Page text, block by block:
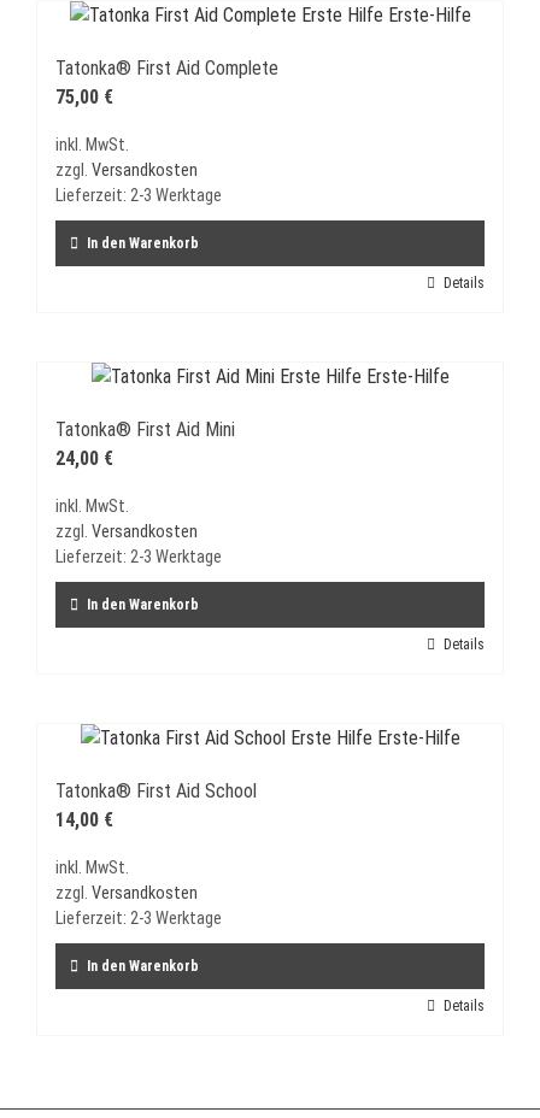
Tatonka® First Aid Complete
75,00 €
inkl. MwSt.
zzgl. Versandkosten
Lieferzeit: 2-3 Werktage
In den Warenkorb
Details
Tatonka® First Aid Mini
24,00 €
inkl. MwSt.
zzgl. Versandkosten
Lieferzeit: 2-3 Werktage
In den Warenkorb
Details
Tatonka® First Aid School
14,00 €
inkl. MwSt.
zzgl. Versandkosten
Lieferzeit: 2-3 Werktage
In den Warenkorb
Details